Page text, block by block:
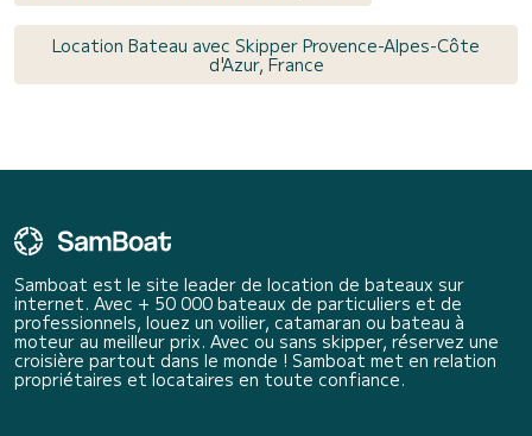
Location Bateau avec Skipper Provence-Alpes-Côte
d'Azur, France
Samboat est le site leader de location de bateaux sur
internet. Avec + 50 000 bateaux de particuliers et de
professionnels, louez un voilier, catamaran ou bateau à
moteur au meilleur prix. Avec ou sans skipper, réservez une
croisière partout dans le monde ! Samboat met en relation
propriétaires et locataires en toute confiance.